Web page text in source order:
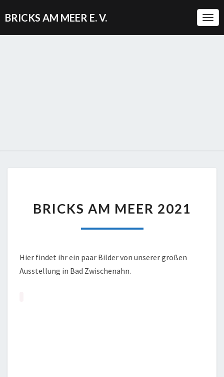
BRICKS AM MEER E. V.
AM
2021
BRICKS AM MEER 2021
Hier findet ihr ein paar Bilder von unserer großen
Ausstellung in Bad Zwischenahn.